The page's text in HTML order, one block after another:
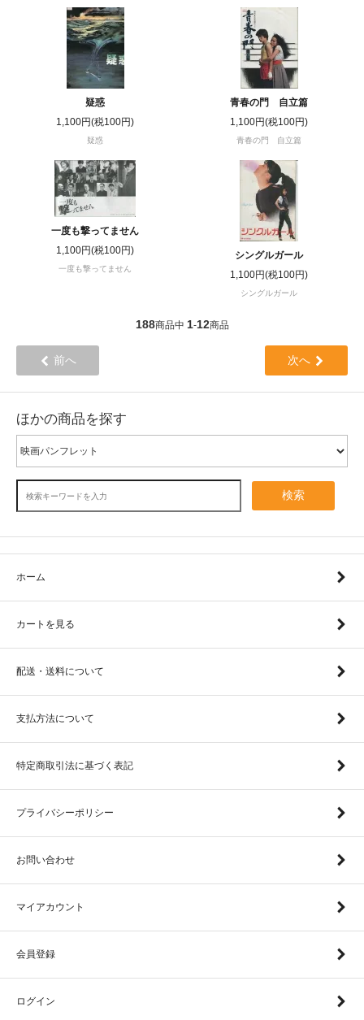
疑惑
1,100円(税100円)
疑惑
青春の門 自立篇
1,100円(税100円)
青春の門 自立篇
一度も撃ってません
1,100円(税100円)
一度も撃ってません
シングルガール
1,100円(税100円)
シングルガール
188商品中 1-12商品
前へ 次へ
ほかの商品を探す
検索
ホーム
カートを見る
配送・送料について
支払方法について
特定商取引法に基づく表記
プライバシーポリシー
お問い合わせ
マイアカウント
会員登録
ログイン